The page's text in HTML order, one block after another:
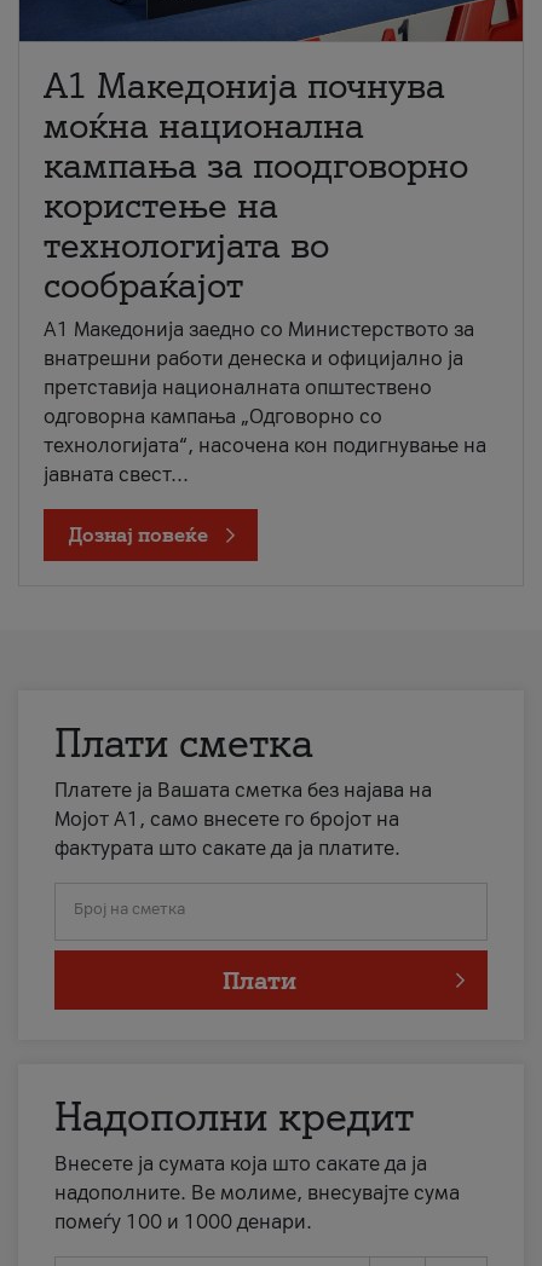
A1 Македонија почнува
моќна национална
кампања за поодговорно
користење на
технологијата во
сообраќајот
A1 Македонија заедно со Министерството за
внатрешни работи денеска и официјално ја
претставија националната општествено
одговорна кампања „Одговорно со
технологијата“, насочена кон подигнување на
јавната свест...
Дознај повеќе
Плати сметка
Платете ја Вашата сметка без најава на
Мојот А1, само внесете го бројот на
фактурата што сакате да ја платите.
Број на сметка
Плати
Надополни кредит
Внесете ја сумата која што сакате да ја
надополните. Ве молиме, внесувајте сума
помеѓу 100 и 1000 денари.